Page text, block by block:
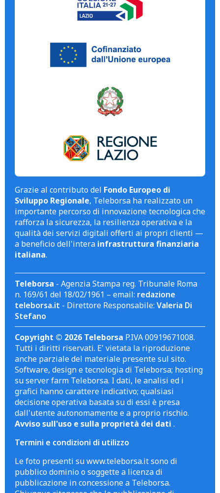
Grazie al contributo del Fondo Europeo di
Sviluppo Regionale, Teleborsa ha realizzato un
importante percorso di innovazione tecnologica che
rafforza la sicurezza, la resilienza operativa e la
qualità dei servizi digitali offerti ai propri clienti —
a beneficio dell'intera infrastruttura finanziaria
italiana.
Teleborsa - Agenzia Stampa reg. Tribunale Roma
n. 169/61 del 18/02/1961 – email: redazione
teleborsa.it - Direttore Responsabile: Valeria Di
Stefano
Copyright © 2026 Teleborsa P.IVA 00919671008.
Tutti i diritti riservati. E' vietata la riproduzione
anche parziale del materiale presente sul sito.
Software, design e tecnologia di Teleborsa; hosting
su server farm Teleborsa. I dati, le analisi ed i
grafici hanno carattere indicativo; qualsiasi
decisione operativa basata su di essi è presa
dall'utente autonomamente e a proprio rischio.
Avviso sull'uso e sulla proprietà dei dati .
Termini e condizioni di utilizzo
Le foto presenti su www.teleborsa.it sono di
pubblico dominio o soggette a licenza di
pubblicazione in concessione a Teleborsa.